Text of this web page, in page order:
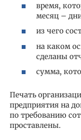
время,
месяц –
из чего
на каком
сделаны
сумма,
Печать
предприятия на
по требованию
проставлены.